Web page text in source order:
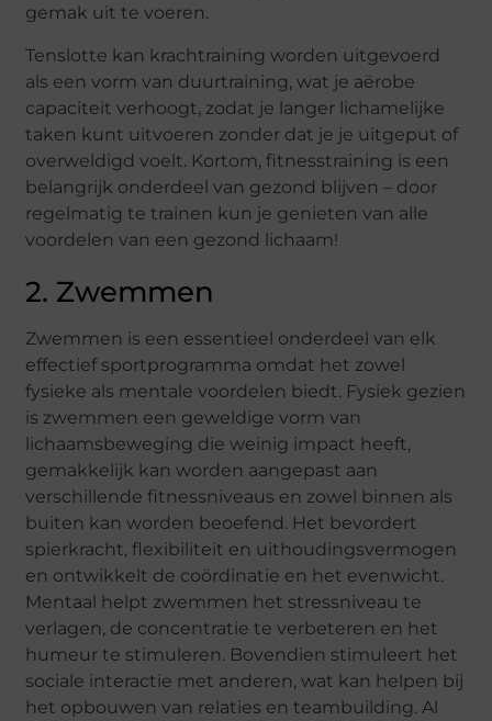
gemak uit te voeren.
Tenslotte kan krachtraining worden uitgevoerd
als een vorm van duurtraining, wat je aërobe
capaciteit verhoogt, zodat je langer lichamelijke
taken kunt uitvoeren zonder dat je je uitgeput of
overweldigd voelt. Kortom, fitnesstraining is een
belangrijk onderdeel van gezond blijven – door
regelmatig te trainen kun je genieten van alle
voordelen van een gezond lichaam!
2. Zwemmen
Zwemmen is een essentieel onderdeel van elk
effectief sportprogramma omdat het zowel
fysieke als mentale voordelen biedt. Fysiek gezien
is zwemmen een geweldige vorm van
lichaamsbeweging die weinig impact heeft,
gemakkelijk kan worden aangepast aan
verschillende fitnessniveaus en zowel binnen als
buiten kan worden beoefend. Het bevordert
spierkracht, flexibiliteit en uithoudingsvermogen
en ontwikkelt de coördinatie en het evenwicht.
Mentaal helpt zwemmen het stressniveau te
verlagen, de concentratie te verbeteren en het
humeur te stimuleren. Bovendien stimuleert het
sociale interactie met anderen, wat kan helpen bij
het opbouwen van relaties en teambuilding. Al